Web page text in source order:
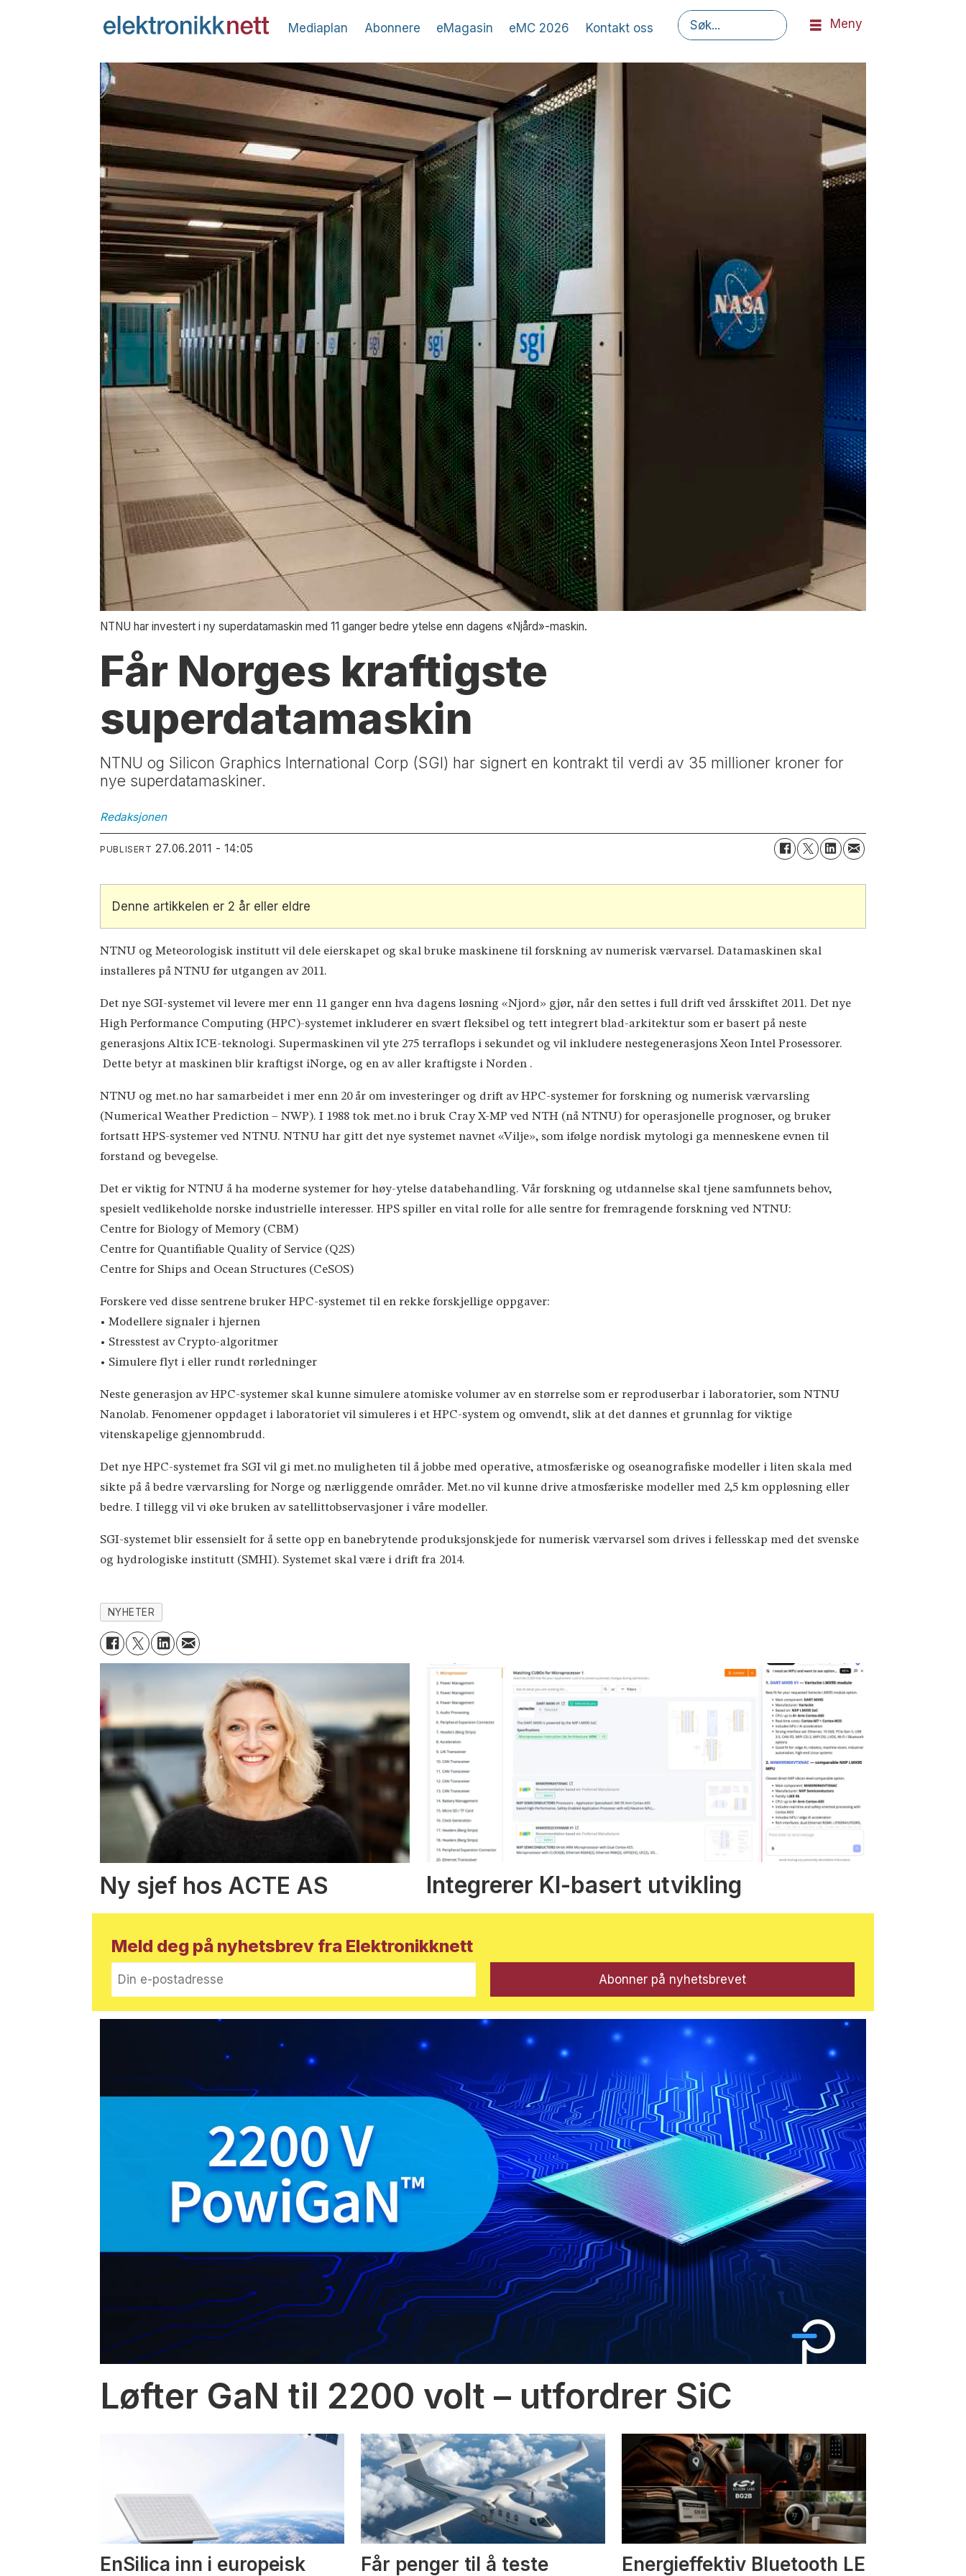
Mediaplan Abonnere eMagasin eMC 2026 Kontakt oss Søk
Meny
NTNU har investert i ny superdatamaskin med 11 ganger bedre ytelse enn dagens «Njård»-maskin.
Får Norges kraftigste
superdatamaskin
NTNU og Silicon Graphics International Corp (SGI) har signert en kontrakt til verdi av 35 millioner kroner for
nye superdatamaskiner.
Redaksjonen
PUBLISERT 27.06.2011 - 14:05
Denne artikkelen er 2 år eller eldre
NTNU og Meteorologisk institutt vil dele eierskapet og skal bruke maskinene til forskning av numerisk værvarsel. Datamaskinen skal
installeres på NTNU før utgangen av 2011.
Det nye SGI-systemet vil levere mer enn 11 ganger enn hva dagens løsning «Njord» gjør, når den settes i full drift ved årsskiftet 2011. Det nye
High Performance Computing (HPC)-systemet inkluderer en svært fleksibel og tett integrert blad-arkitektur som er basert på neste
generasjons Altix ICE-teknologi. Supermaskinen vil yte 275 terraflops i sekundet og vil inkludere nestegenerasjons Xeon Intel Prosessorer.
Dette betyr at maskinen blir kraftigst iNorge, og en av aller kraftigste i Norden .
NTNU og met.no har samarbeidet i mer enn 20 år om investeringer og drift av HPC-systemer for forskning og numerisk værvarsling
(Numerical Weather Prediction – NWP). I 1988 tok met.no i bruk Cray X-MP ved NTH (nå NTNU) for operasjonelle prognoser, og bruker
fortsatt HPS-systemer ved NTNU. NTNU har gitt det nye systemet navnet «Vilje», som ifølge nordisk mytologi ga menneskene evnen til
forstand og bevegelse.
Det er viktig for NTNU å ha moderne systemer for høy-ytelse databehandling. Vår forskning og utdannelse skal tjene samfunnets behov,
spesielt vedlikeholde norske industrielle interesser. HPS spiller en vital rolle for alle sentre for fremragende forskning ved NTNU:
Centre for Biology of Memory (CBM)
Centre for Quantifiable Quality of Service (Q2S)
Centre for Ships and Ocean Structures (CeSOS)
Forskere ved disse sentrene bruker HPC-systemet til en rekke forskjellige oppgaver:
• Modellere signaler i hjernen
• Stresstest av Crypto-algoritmer
• Simulere flyt i eller rundt rørledninger
Neste generasjon av HPC-systemer skal kunne simulere atomiske volumer av en størrelse som er reproduserbar i laboratorier, som NTNU
Nanolab. Fenomener oppdaget i laboratoriet vil simuleres i et HPC-system og omvendt, slik at det dannes et grunnlag for viktige
vitenskapelige gjennombrudd.
Det nye HPC-systemet fra SGI vil gi met.no muligheten til å jobbe med operative, atmosfæriske og oseanografiske modeller i liten skala med
sikte på å bedre værvarsling for Norge og nærliggende områder. Met.no vil kunne drive atmosfæriske modeller med 2,5 km oppløsning eller
bedre. I tillegg vil vi øke bruken av satellittobservasjoner i våre modeller.
SGI-systemet blir essensielt for å sette opp en banebrytende produksjonskjede for numerisk værvarsel som drives i fellesskap med det svenske
og hydrologiske institutt (SMHI). Systemet skal være i drift fra 2014.
NYHETER
Ny sjef hos ACTE AS Integrerer KI-basert utvikling
Meld deg på nyhetsbrev fra Elektronikknett
Løfter GaN til 2200 volt – utfordrer SiC
EnSilica inn i europeisk Får penger til å teste Energieffektiv Bluetooth LE